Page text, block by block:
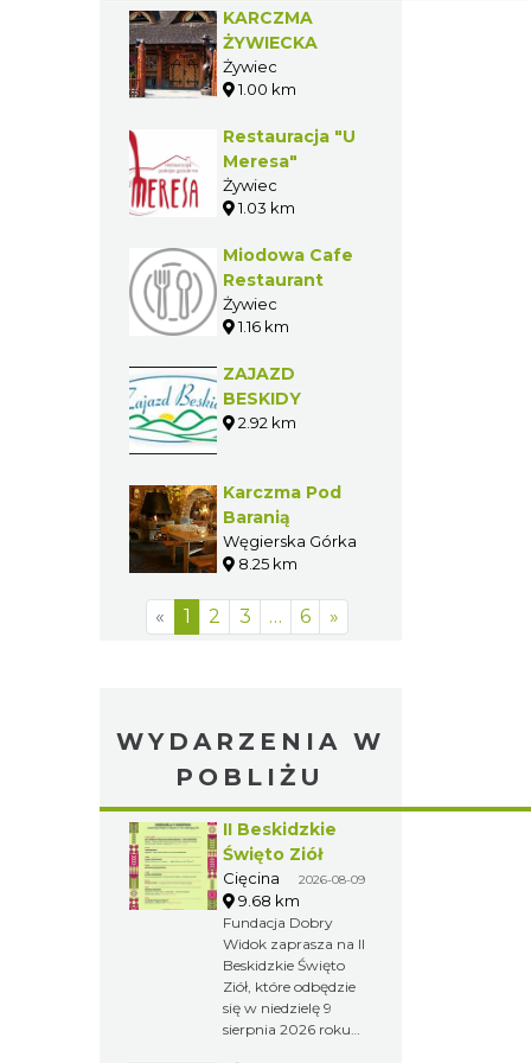
GASTRONOMIA W
KARCZMA
ŻYWIECKA
Żywiec
Restauracja "U
Meresa"
Żywiec
Miodowa Cafe
Restaurant
ZAJAZD
BESKIDY
2.92 km
Karczma Pod
1 2 3 … 6
WYDARZENIA W
POBLIŻU
II Beskidzkie
Święto Ziół
Cięcina 2026-08-09